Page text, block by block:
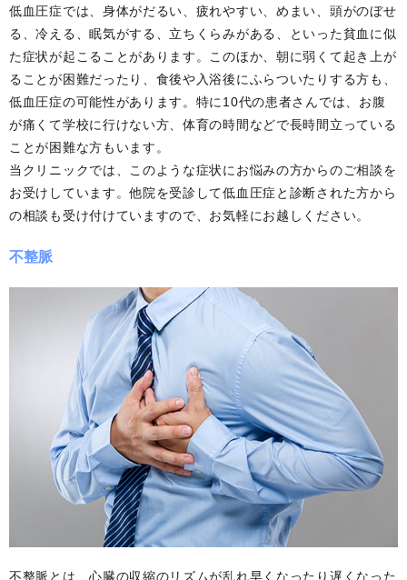
低血圧症では、身体がだるい、疲れやすい、めまい、頭がのぼせ
る、冷える、眠気がする、立ちくらみがある、といった貧血に似
た症状が起こることがあります。このほか、朝に弱くて起き上が
ることが困難だったり、食後や入浴後にふらついたりする方も、
低血圧症の可能性があります。特に10代の患者さんでは、お腹
が痛くて学校に行けない方、体育の時間などで長時間立っている
ことが困難な方もいます。
当クリニックでは、このような症状にお悩みの方からのご相談を
お受けしています。他院を受診して低血圧症と診断された方から
の相談も受け付けていますので、お気軽にお越しください。
不整脈
不整脈とは、心臓の収縮のリズムが乱れ早くなったり遅くなった